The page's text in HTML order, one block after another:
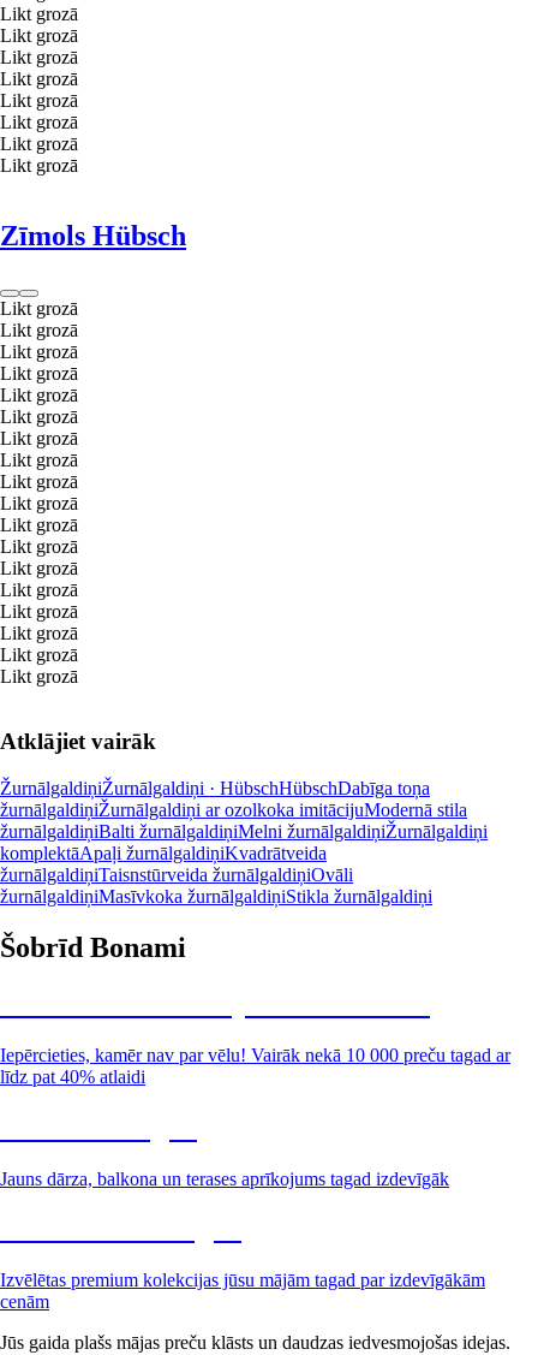
Likt grozā
Likt grozā
Likt grozā
Likt grozā
Likt grozā
Likt grozā
Likt grozā
Likt grozā
Zīmols Hübsch
Likt grozā
Likt grozā
Likt grozā
Likt grozā
Likt grozā
Likt grozā
Likt grozā
Likt grozā
Likt grozā
Likt grozā
Likt grozā
Likt grozā
Likt grozā
Likt grozā
Likt grozā
Likt grozā
Likt grozā
Likt grozā
Atklājiet vairāk
ŽurnālgaldiņiŽurnālgaldiņi · HübschHübschDabīga toņa
žurnālgaldiņiŽurnālgaldiņi ar ozolkoka imitācijuModernā stila
žurnālgaldiņiBalti žurnālgaldiņiMelni žurnālgaldiņiŽurnālgaldiņi
komplektāApaļi žurnālgaldiņiKvadrātveida
žurnālgaldiņiTaisnstūrveida žurnālgaldiņiOvāli
žurnālgaldiņiMasīvkoka žurnālgaldiņiStikla žurnālgaldiņi
Šobrīd Bonami
Iepērcieties, kamēr nav par vēlu! Vairāk nekā 10 000 preču tagad ar
līdz pat 40% atlaidi
Jauns dārza, balkona un terases aprīkojums tagad izdevīgāk
Izvēlētas premium kolekcijas jūsu mājām tagad par izdevīgākām
cenām
Jūs gaida plašs mājas preču klāsts un daudzas iedvesmojošas idejas.